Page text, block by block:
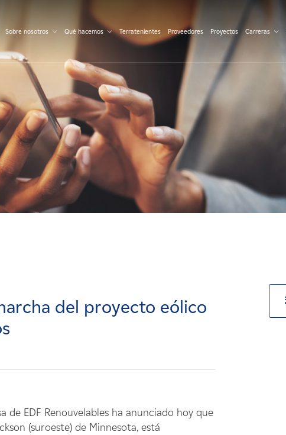
Sobre nosotros Qué hacemos Terratenientes Proveedores Proyectos Carreras
del proyecto eólico
de EDF Renouvelables ha anunciado hoy que
(suroeste) de Minnesota, está